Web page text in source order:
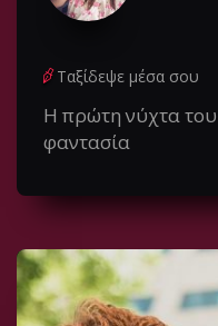
Ταξίδεψε μέσα σου
Η πρώτη νύχτα του
φαντασία